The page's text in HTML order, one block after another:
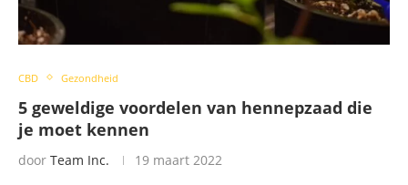
CBD Gezondheid
5 geweldige voordelen van hennepzaad die
je moet kennen
door Team Inc. 19 maart 2022